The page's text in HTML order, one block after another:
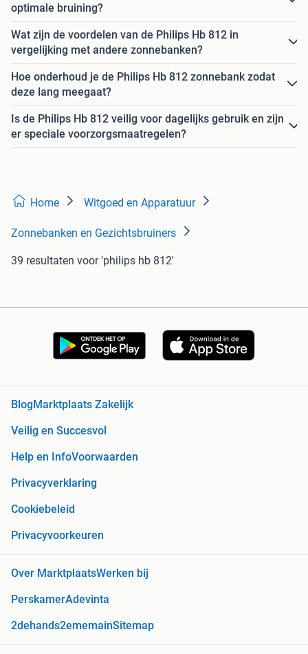
optimale bruining?
Wat zijn de voordelen van de Philips Hb 812 in
vergelijking met andere zonnebanken?
Hoe onderhoud je de Philips Hb 812 zonnebank zodat
deze lang meegaat?
Is de Philips Hb 812 veilig voor dagelijks gebruik en zijn
er speciale voorzorgsmaatregelen?
Home Witgoed en Apparatuur
Zonnebanken en Gezichtsbruiners
39 resultaten voor 'philips hb 812'
BlogMarktplaats Zakelijk
Veilig en Succesvol
Help en InfoVoorwaarden
Privacyverklaring
Cookiebeleid
Privacyvoorkeuren
Over MarktplaatsWerken bij
PerskamerAdevinta
2dehands2ememainSitemap